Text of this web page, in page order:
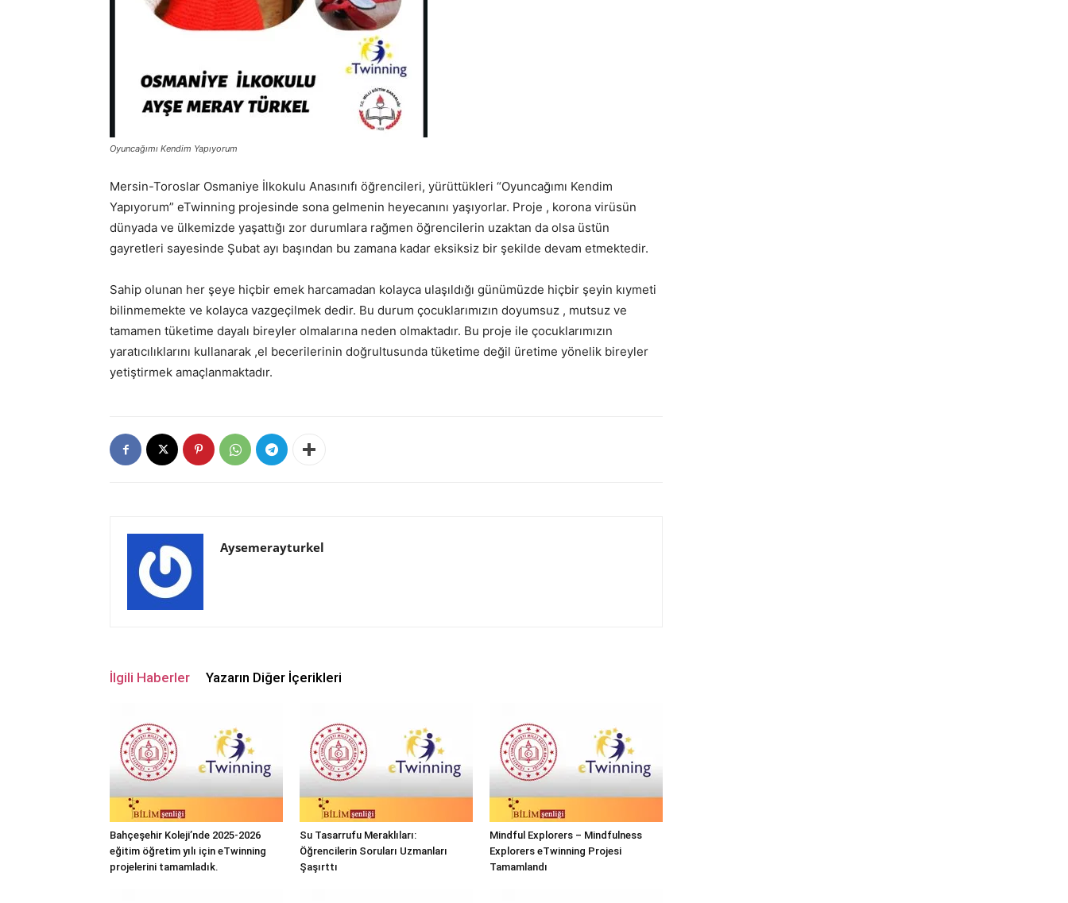
Oyuncağımı Kendim Yapıyorum
Mersin-Toroslar Osmaniye İlkokulu Anasınıfı öğrencileri, yürüttükleri “Oyuncağımı Kendim
Yapıyorum” eTwinning projesinde sona gelmenin heyecanını yaşıyorlar. Proje , korona virüsün
dünyada ve ülkemizde yaşattığı zor durumlara rağmen öğrencilerin uzaktan da olsa üstün
gayretleri sayesinde Şubat ayı başından bu zamana kadar eksiksiz bir şekilde devam etmektedir.
Sahip olunan her şeye hiçbir emek harcamadan kolayca ulaşıldığı günümüzde hiçbir şeyin kıymeti
bilinmemekte ve kolayca vazgeçilmek dedir. Bu durum çocuklarımızın doyumsuz , mutsuz ve
tamamen tüketime dayalı bireyler olmalarına neden olmaktadır. Bu proje ile çocuklarımızın
yaratıcılıklarını kullanarak ,el becerilerinin doğrultusunda tüketime değil üretime yönelik bireyler
yetiştirmek amaçlanmaktadır.
Aysemerayturkel
İlgili Haberler Yazarın Diğer İçerikleri
Bahçeşehir Koleji’nde 2025-2026
eğitim öğretim yılı için eTwinning
projelerini tamamladık.
Su Tasarrufu Meraklıları:
Öğrencilerin Soruları Uzmanları
Şaşırttı
Mindful Explorers – Mindfulness
Explorers eTwinning Projesi
Tamamlandı